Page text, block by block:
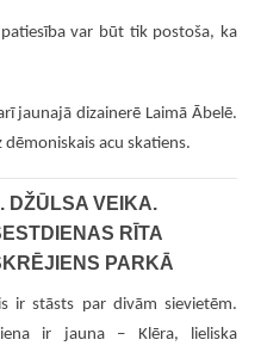
var būt tik postoša, ka
jaunajā dizainerē Laimā Ābelē.
acu skatiens.
DŽŪLSA VEIKA.
RĪTA
PARKĀ
ir stāsts par divām sievietēm.
ir jauna – Klēra, lieliska